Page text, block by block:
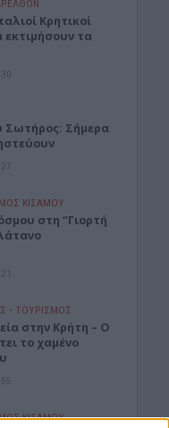
Κρητικοί
τα
Σήμερα
ΚΙΣΆΜΟΥ
στη “Γιορτή
• ΤΟΥΡΙΣΜΟΣ
στην Κρήτη – Ο
το χαμένο
ΚΙΣΆΜΟΥ